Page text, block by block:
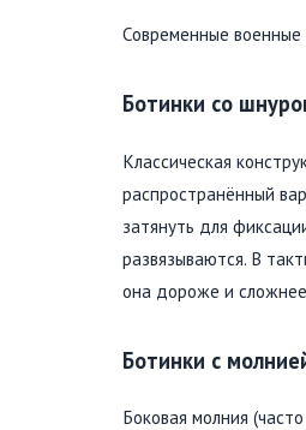
Современные военные
Ботинки со
Классическая
распространённый
затянуть для
развязываются. В
она дороже и
Ботинки с
Боковая молния